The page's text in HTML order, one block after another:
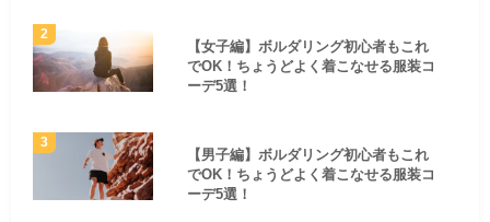
【女子編】ボルダリング初心者もこれ
でOK！ちょうどよく着こなせる服装コ
ーデ5選！
【男子編】ボルダリング初心者もこれ
でOK！ちょうどよく着こなせる服装コ
ーデ5選！